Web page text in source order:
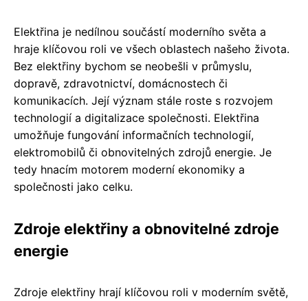
Elektřina je nedílnou součástí moderního světa a
hraje klíčovou roli ve všech oblastech našeho života.
Bez elektřiny bychom se neobešli v průmyslu,
dopravě, zdravotnictví, domácnostech či
komunikacích. Její význam stále roste s rozvojem
technologií a digitalizace společnosti. Elektřina
umožňuje fungování informačních technologií,
elektromobilů či obnovitelných zdrojů energie. Je
tedy hnacím motorem moderní ekonomiky a
společnosti jako celku.
Zdroje elektřiny a obnovitelné zdroje
energie
Zdroje elektřiny hrají klíčovou roli v moderním světě,